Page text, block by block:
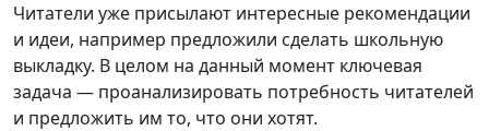
Читатели уже присылают интересные рекомендации
и идеи, например предложили сделать школьную
выкладку. В целом на данный момент ключевая
задача — проанализировать потребность читателей
и предложить им то, что они хотят.